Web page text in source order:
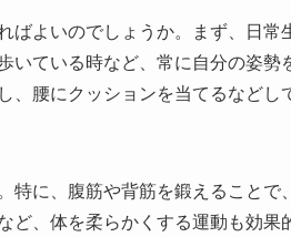
ばよいのでしょうか。まず、日常
いている時など、常に自分の姿
、腰にクッションを当てるなどし
特に、腹筋や背筋を鍛えること
、体を柔らかくする運動も効果